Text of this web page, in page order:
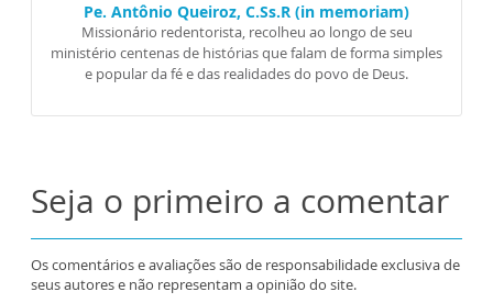
Pe. Antônio Queiroz, C.Ss.R (in memoriam)
Missionário redentorista, recolheu ao longo de seu
ministério centenas de histórias que falam de forma simples
e popular da fé e das realidades do povo de Deus.
Seja o primeiro a comentar
Os comentários e avaliações são de responsabilidade exclusiva de
seus autores e não representam a opinião do site.